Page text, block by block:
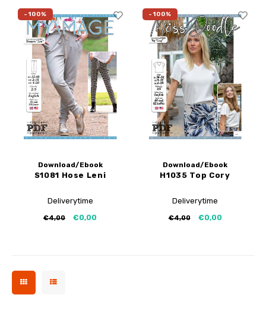
-100%
Download/Ebook
S1081 Hose Leni
Deliverytime
€4,00 €0,00
-100%
Download/Ebook
H1035 Top Cory
Deliverytime
€4,00 €0,00